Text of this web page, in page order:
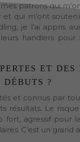
patrons qui
qui m’ont
je l’ai appris
handlers
ET DES
?
et connus par
résultats. Le
fort, agressif pour
C’est un grand